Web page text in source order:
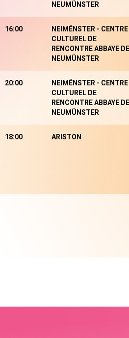
NEUMÜNSTER
16:00
NEIMËNSTER - CENTRE
CULTUREL DE
RENCONTRE ABBAYE DE
NEUMÜNSTER
20:00
NEIMËNSTER - CENTRE
CULTUREL DE
RENCONTRE ABBAYE DE
NEUMÜNSTER
18:00 ARISTON